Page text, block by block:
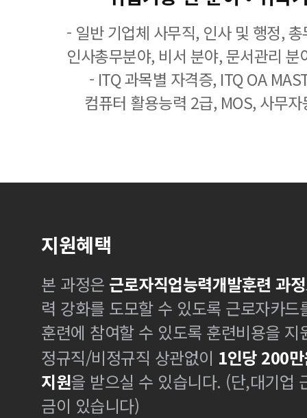
- 일반 기업체 사무직, 인사 및 행정,
인사총무분야, 비서 분야, 문서관리
- ITQ 과목별 자격증, ITQ OA
컴퓨터 활용능력 2급, MOS, 사무
지원혜택
본 과정은 근로자직업능력개발훈련 과정
력 강화를 도모할 수 있도록 근로자카
훈련에 참여할 수 있도록 훈련비용을 지
정규직/비정규직 상관없이 1인당 200
지원을 받으실 수 있습니다. (단,대기업
금이 있습니다)